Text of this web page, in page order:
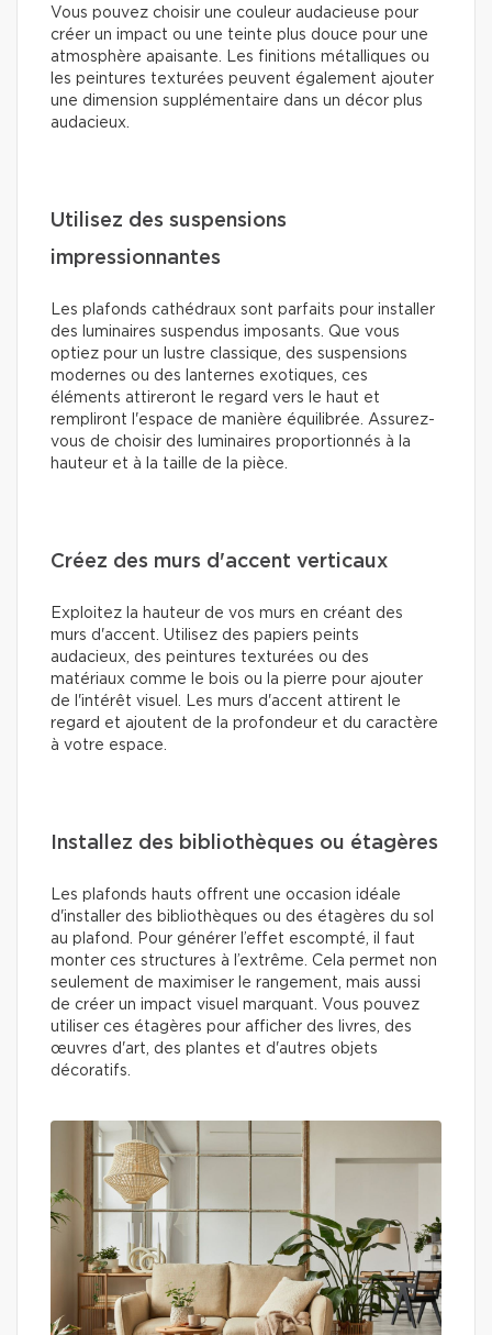
Vous pouvez choisir une couleur audacieuse pour
créer un impact ou une teinte plus douce pour une
atmosphère apaisante. Les finitions métalliques ou
les peintures texturées peuvent également ajouter
une dimension supplémentaire dans un décor plus
audacieux.
Utilisez des suspensions
impressionnantes
Les plafonds cathédraux sont parfaits pour installer
des luminaires suspendus imposants. Que vous
optiez pour un lustre classique, des suspensions
modernes ou des lanternes exotiques, ces
éléments attireront le regard vers le haut et
rempliront l'espace de manière équilibrée. Assurez-
vous de choisir des luminaires proportionnés à la
hauteur et à la taille de la pièce.
Créez des murs d'accent verticaux
Exploitez la hauteur de vos murs en créant des
murs d'accent. Utilisez des papiers peints
audacieux, des peintures texturées ou des
matériaux comme le bois ou la pierre pour ajouter
de l'intérêt visuel. Les murs d'accent attirent le
regard et ajoutent de la profondeur et du caractère
à votre espace.
Installez des bibliothèques ou étagères
Les plafonds hauts offrent une occasion idéale
d'installer des bibliothèques ou des étagères du sol
au plafond. Pour générer l’effet escompté, il faut
monter ces structures à l’extrême. Cela permet non
seulement de maximiser le rangement, mais aussi
de créer un impact visuel marquant. Vous pouvez
utiliser ces étagères pour afficher des livres, des
œuvres d'art, des plantes et d'autres objets
décoratifs.